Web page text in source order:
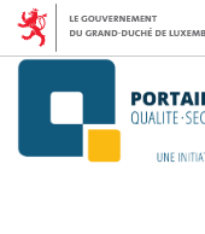
Aller
la
Aller
contenu